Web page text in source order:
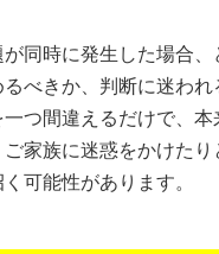
同時に発生した場合、
べきか、判断に迷わ
つ間違えるだけで、
家族に迷惑をかけたり
可能性があります。